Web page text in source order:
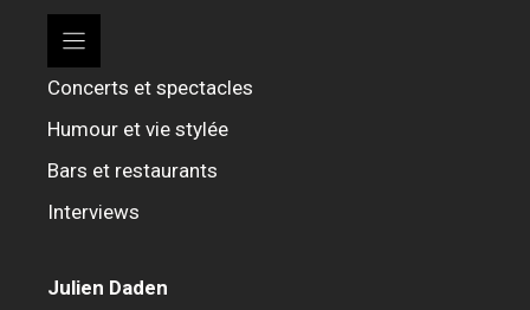
Concerts et spectacles
Humour et vie stylée
Bars et restaurants
Interviews
Julien Daden